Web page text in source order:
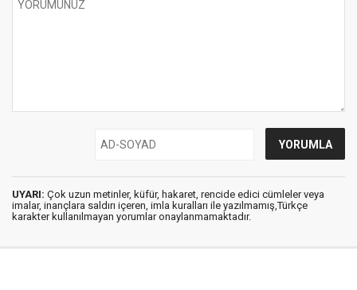
UYARI: Çok uzun metinler, küfür, hakaret, rencide edici cümleler veya
imalar, inançlara saldırı içeren, imla kuralları ile yazılmamış,Türkçe
karakter kullanılmayan yorumlar onaylanmamaktadır.